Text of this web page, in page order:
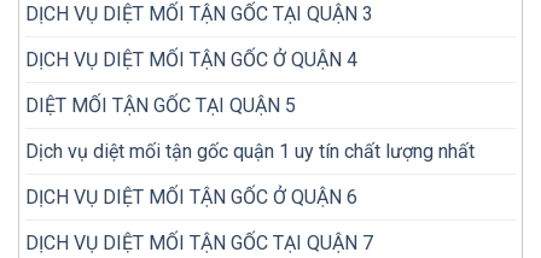
DỊCH VỤ DIỆT MỐI TẬN GỐC TẠI QUẬN 3
DỊCH VỤ DIỆT MỐI TẬN GỐC Ở QUẬN 4
DIỆT MỐI TẬN GỐC TẠI QUẬN 5
Dịch vụ diệt mối tận gốc quận 1 uy tín chất lượng nhất
DỊCH VỤ DIỆT MỐI TẬN GỐC Ở QUẬN 6
DỊCH VỤ DIỆT MỐI TẬN GỐC TẠI QUẬN 7